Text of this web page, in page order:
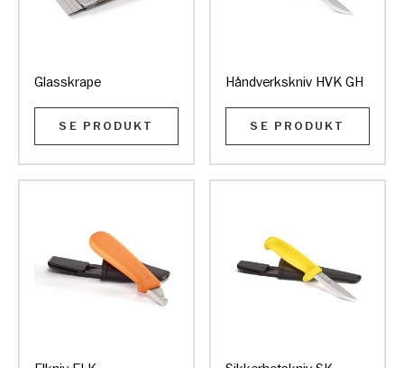
Glasskrape
SE PRODUKT
Håndverkskniv HVK GH
SE PRODUKT